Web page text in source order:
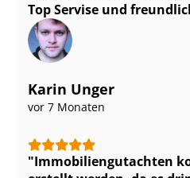
Top Servise und
Karin Unger
vor 7 Monaten
Im­mo­bi­li­en­gut­ach­ten